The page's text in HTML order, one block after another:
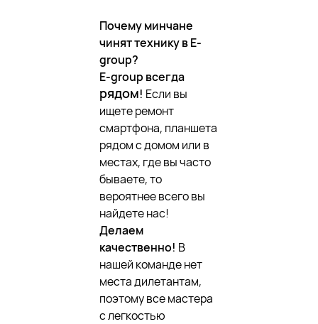
Почему минчане
чинят технику в E-
group?
E-group всегда
рядом! Если вы
ищете ремонт
смартфона, планшета
рядом с домом или в
местах, где вы часто
бываете, то
вероятнее всего вы
найдете нас!
Делаем
качественно! В
нашей команде нет
места дилетантам,
поэтому все мастера
с легкостью